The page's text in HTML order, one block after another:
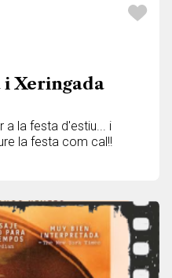
i Xeringada
a la festa d'estiu... i
la festa com cal!!